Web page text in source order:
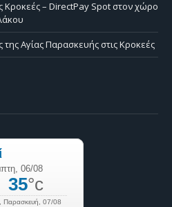
Κροκεές – DirectPay Spot στον χώρο
της Αγίας Παρασκευής στις Κροκεές